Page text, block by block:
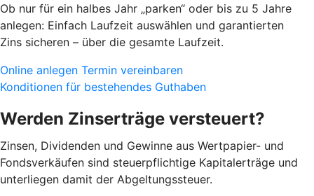
Ob nur für ein halbes Jahr „parken“ oder bis zu 5 Jahre
anlegen: Einfach Laufzeit auswählen und garantierten
Zins sicheren – über die gesamte Laufzeit.
Online anlegen Termin vereinbaren
Konditionen für bestehendes Guthaben
Werden Zinserträge versteuert?
Zinsen, Dividenden und Gewinne aus Wertpapier- und
Fondsverkäufen sind steuerpflichtige Kapitalerträge und
unterliegen damit der Abgeltungssteuer.